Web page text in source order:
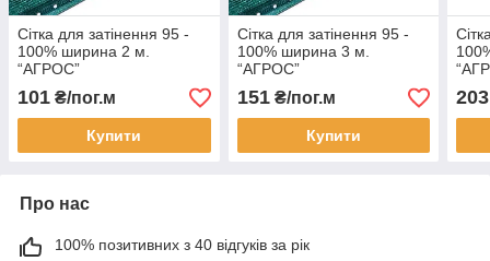
Сітка для затінення 95 -
100% ширина 2 м.
“AГРОС”
101 ₴/пог.м
Купити
Сітка для затінення 95 -
100% ширина 3 м.
“AГРОС”
151₴/пог.м
Купити
203
Про нас
100% позитивних з 40 відгуків за рік